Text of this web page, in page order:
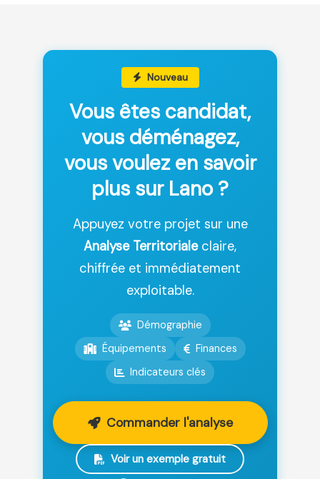
Nouveau
Vous êtes candidat,
vous déménagez,
vous voulez en savoir
plus sur Lano ?
Appuyez votre projet sur une
Analyse Territorialeclaire,
chiffrée et immédiatement
exploitable.
Démographie
Équipements
Finances
Indicateurs clés
Commander l'analyse
Voir un exemple gratuit